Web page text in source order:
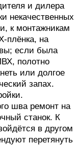
и дилера
некачественных
к монтажникам
плёнка, на
если была
полотно
или долгое
запах.
шва ремонт на
станок. К
в другом
перетянуть